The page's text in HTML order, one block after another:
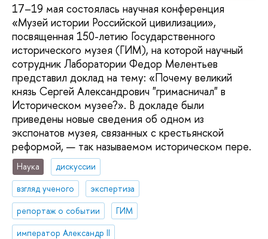
17–19 мая состоялась научная конференция
«Музей истории Российской цивилизации»,
посвященная 150-летию Государственного
исторического музея (ГИМ), на которой научный
сотрудник Лаборатории Федор Мелентьев
представил доклад на тему: «Почему великий
князь Сергей Александрович "гримасничал" в
Историческом музее?». В докладе были
приведены новые сведения об одном из
экспонатов музея, связанных с крестьянской
реформой, — так называемом историческом пере.
Наука
дискуссии
взгляд ученого
экспертиза
репортаж о событии
ГИМ
император Александр II